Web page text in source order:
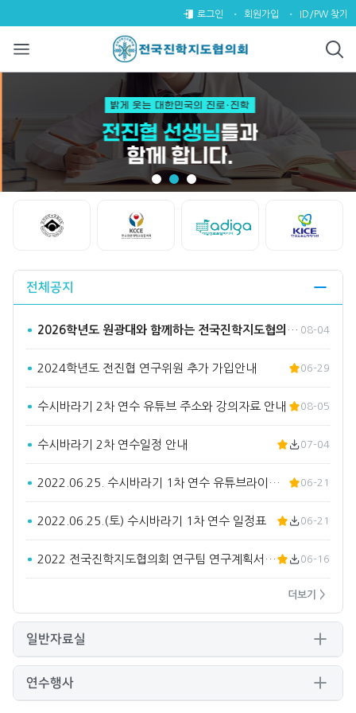
전국진학지도협의회
로그인 회원가입 ID/PW 찾기
전체공지
2026학년도 원광대와 함께하는 전국진학지도협의회 수시바라기2… 08-04
2024학년도 전진협 연구위원 추가 가입안내 06-29
수시바라기 2차 연수 유튜브 주소와 강의자료 안내 08-05
수시바라기 2차 연수일정 안내 07-04
2022.06.25. 수시바라기 1차 연수 유튜브라이브 주소입… 06-21
2022.06.25.(토) 수시바라기 1차 연수 일정표 06-21
2022 전국진학지도협의회 연구팀 연구계획서(요약) 06-16
더보기 >
일반자료실
연수행사